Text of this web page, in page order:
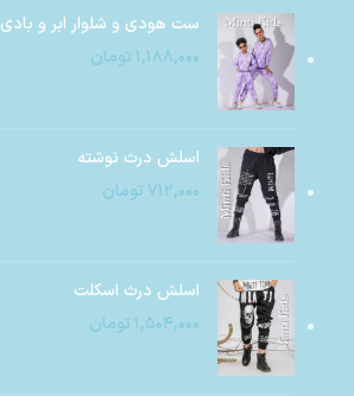
ست هودی و شلوار ابر و بادی
۱,۱۸۸,۰۰۰ تومان
اسلش درث نوشته
۷۱۲,۰۰۰ تومان
اسلش درث اسکلت
۱,۵۰۴,۰۰۰ تومان